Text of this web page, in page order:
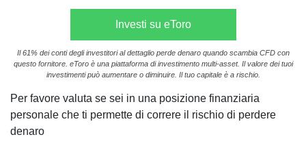
Investi su eToro
Il 61% dei conti degli investitori al dettaglio perde denaro quando scambia CFD con
questo fornitore. eToro è una piattaforma di investimento multi-asset. Il valore dei tuoi
investimenti può aumentare o diminuire. Il tuo capitale è a rischio.
Per favore valuta se sei in una posizione finanziaria
personale che ti permette di correre il rischio di perdere
denaro